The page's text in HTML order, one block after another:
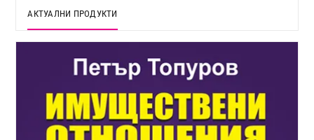
АКТУАЛНИ ПРОДУКТИ